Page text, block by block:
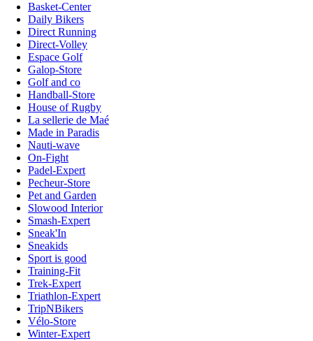
Basket-Center
Daily Bikers
Direct Running
Direct-Volley
Espace Golf
Galop-Store
Golf and co
Handball-Store
House of Rugby
La sellerie de Maé
Made in Paradis
Nauti-wave
On-Fight
Padel-Expert
Pecheur-Store
Pet and Garden
Slowood Interior
Smash-Expert
Sneak'In
Sneakids
Sport is good
Training-Fit
Trek-Expert
Triathlon-Expert
TripNBikers
Vélo-Store
Winter-Expert